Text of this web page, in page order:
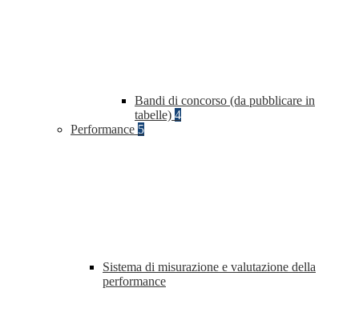
Bandi di concorso (da pubblicare in
tabelle) 4
Performance 5
Sistema di misurazione e valutazione della
performance